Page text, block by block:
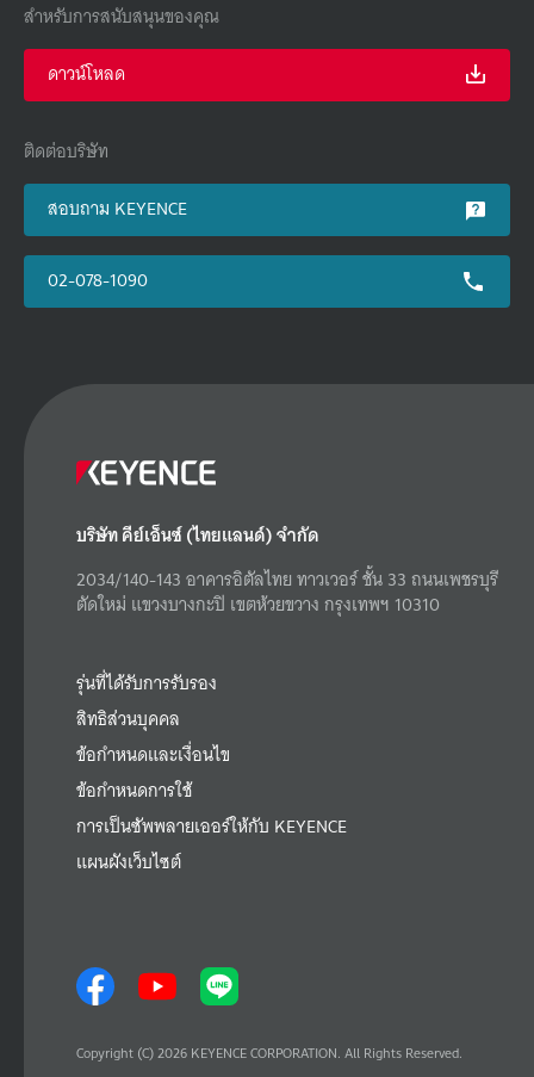
สำหรับการสนับสนุนของคุณ
ดาวน์โหลด
ติดต่อบริษัท
สอบถาม KEYENCE
02-078-1090
บริษัท คีย์เอ็นซ์ (ไทยแลนด์) จำกัด
2034/140-143 อาคารอิตัลไทย ทาวเวอร์ ชั้น 33 ถนนเพชรบุรี
ตัดใหม่ แขวงบางกะปิ เขตห้วยขวาง กรุงเทพฯ 10310
รุ่นที่ได้รับการรับรอง
สิทธิส่วนบุคคล
ข้อกำหนดและเงื่อนไข
ข้อกำหนดการใช้
การเป็นซัพพลายเออร์ให้กับ KEYENCE
แผนผังเว็บไซต์
Copyright (C) 2026 KEYENCE CORPORATION. All Rights Reserved.